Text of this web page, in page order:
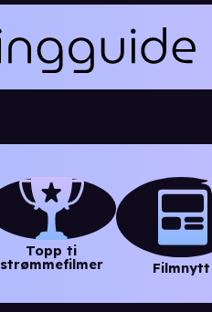
Topp ti
strømmefilmer
Filmnytt